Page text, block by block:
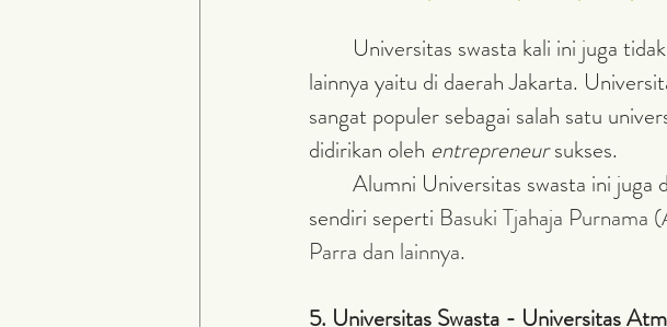
lainnya yaitu di daerah Jakarta.
sangat populer sebagai salah satu
didirikan oleh entrepreneur sukses.
sendiri seperti Basuki Tjahaja
Parra dan lainnya.
5. Universitas Swasta - Universitas